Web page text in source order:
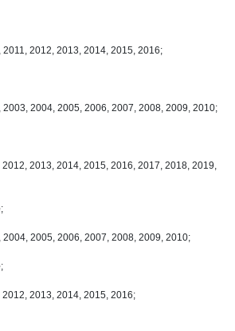
2012, 2013, 2014, 2015, 2016;
2004, 2005, 2006, 2007, 2008, 2009, 2010;
2013, 2014, 2015, 2016, 2017, 2018, 2019,
;
2005, 2006, 2007, 2008, 2009, 2010;
;
2013, 2014, 2015, 2016;